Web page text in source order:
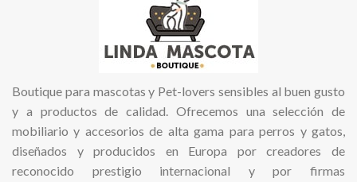
Boutique para mascotas y Pet-lovers sensibles al buen gusto
y a productos de calidad. Ofrecemos una selección de
mobiliario y accesorios de alta gama para perros y gatos,
diseñados y producidos en Europa por creadores de
reconocido prestigio internacional y por firmas